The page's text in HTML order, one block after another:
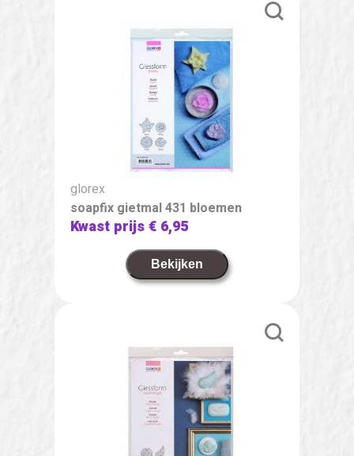
glorex
soapfix gietmal 431 bloemen
Kwast prijs€ 6,95
Bekijken